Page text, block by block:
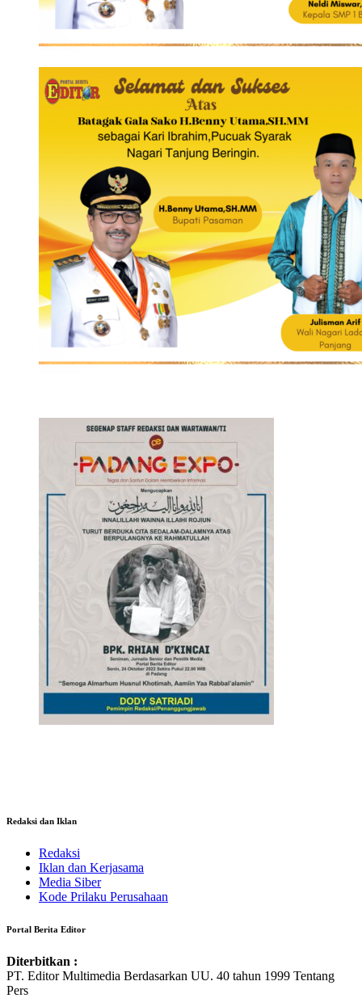
Redaksi dan Iklan
Redaksi
Iklan dan Kerjasama
Media Siber
Kode Prilaku Perusahaan
Portal Berita Editor
Diterbitkan :
PT. Editor Multimedia Berdasarkan UU. 40 tahun 1999 Tentang
Pers